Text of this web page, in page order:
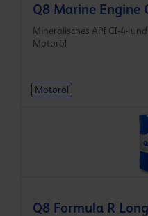
Q8 Marine Engine
Mineralisches API CI-4-
Motoröl
Motoröl
Q8 Formula R